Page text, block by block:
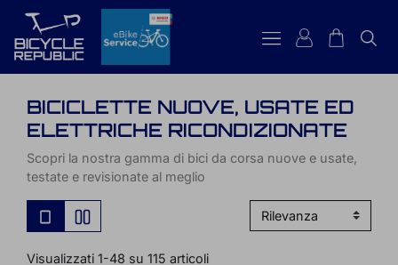
BICICLETTE NUOVE, USATE ED
ELETTRICHE RICONDIZIONATE
Scopri la nostra gamma di bici da corsa nuove e usate,
testate e revisionate al meglio
Visualizzati 1-48 su 115 articoli